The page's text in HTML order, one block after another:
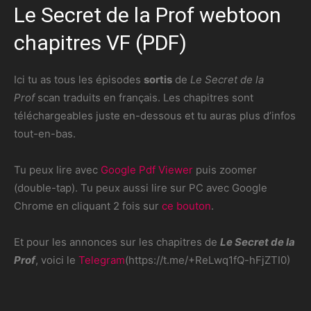
Le Secret de la Prof webtoon
chapitres VF (PDF)
Ici tu as tous les épisodes sortis de Le Secret de la
Profscan traduits en français. Les chapitres sont
téléchargeables juste en-dessous et tu auras plus d’infos
tout-en-bas.
Tu peux lire avec Google Pdf Viewer puis zoomer
(double-tap). Tu peux aussi lire sur PC avec Google
Chrome en cliquant 2 fois sur ce bouton.
Et pour les annonces sur les chapitres de Le Secret de la
Prof, voici le Telegram(https://t.me/+ReLwq1fQ-hFjZTI0)